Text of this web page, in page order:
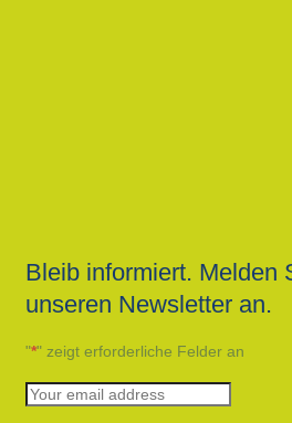
Bleib informiert. Melden
unseren Newsletter an.
"*" zeigt erforderliche Felder an